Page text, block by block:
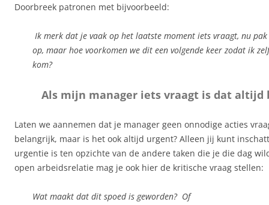
Doorbreek patronen met bijvoorbeeld:
Ik merk dat je vaak op het laatste moment iets vraagt, nu
op, maar hoe voorkomen we dit een volgende keer zodat ik
kom?
Als mijn manager iets vraagt is dat altijd
Laten we aannemen dat je manager geen onnodige acties
belangrijk, maar is het ook altijd urgent? Alleen jij kunt
urgentie is ten opzichte van de andere taken die je die dag
open arbeidsrelatie mag je ook hier de kritische vraag stellen:
Wat maakt dat dit spoed is geworden? Of